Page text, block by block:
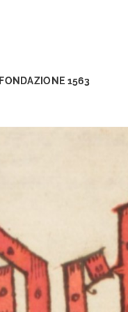
FONDAZIONE 1563